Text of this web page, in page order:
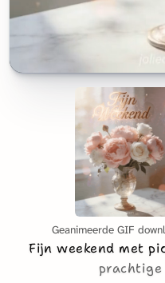
Geanimeerde GIF
Fijn weekend met
prachtige